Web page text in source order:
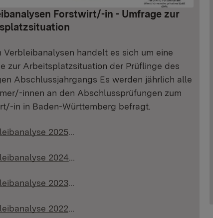
Forstwirt/-in - Umfrage zur
Verbleibanalysen handelt es sich um eine
zur Arbeitsplatzsituation der Prüflinge des
Abschlussjahrgangs Es werden jährlich alle
innen an den Abschlussprüfungen zum
in in Baden-Württemberg befragt.
2025…
2024…
2023…
2022